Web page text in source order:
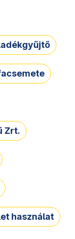
Zrt.
használat